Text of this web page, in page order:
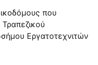
που
Εργατοτεχνιτών